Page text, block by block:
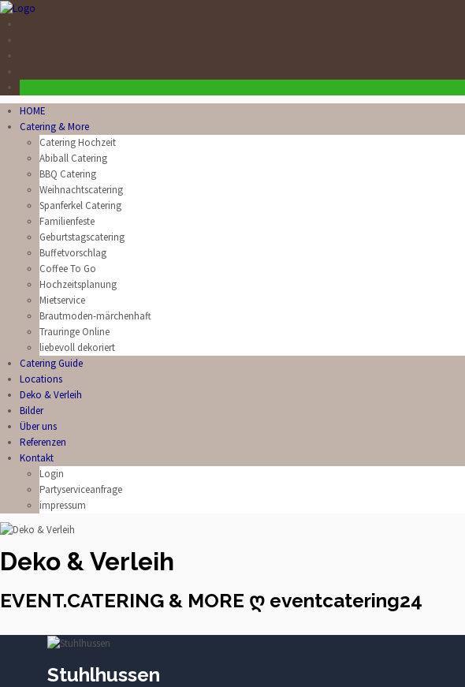
HOME
Catering & More
Catering Hochzeit
Abiball Catering
BBQ Catering
Weihnachtscatering
Spanferkel Catering
Familienfeste
Geburtstagscatering
Buffetvorschlag
Coffee To Go
Hochzeitsplanung
Mietservice
Brautmoden-märchenhaft
Trauringe Online
liebevoll dekoriert
Catering Guide
Locations
Deko & Verleih
Bilder
Über uns
Referenzen
Kontakt
Login
Partyserviceanfrage
impressum
Deko & Verleih
EVENT.CATERING & MORE ღ eventcatering24
Stuhlhussen